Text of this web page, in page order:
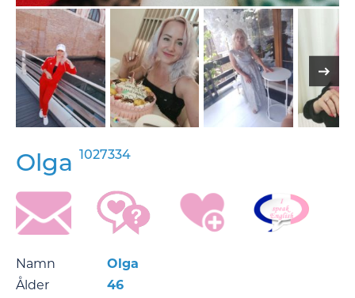
Olga 1027334
Namn
Olga
Ålder
46